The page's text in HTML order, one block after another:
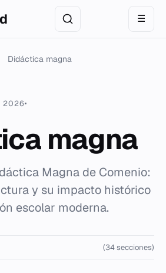
☰
Didáctica magna
2026
magna
Magna de Comenio:
y su impacto histórico
escolar moderna.
(34 secciones)